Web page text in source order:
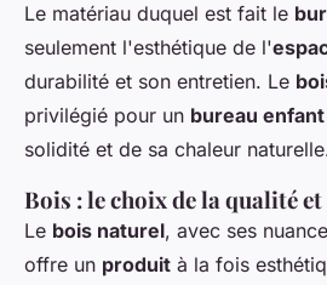
Le matériau duquel est fait le
seulement l'esthétique de l'
durabilité et son entretien. Le
privilégié pour un bureau enfant
solidité et de sa chaleur
Bois : le choix de la qualité
Le bois naturel, avec ses
offre un produit à la fois